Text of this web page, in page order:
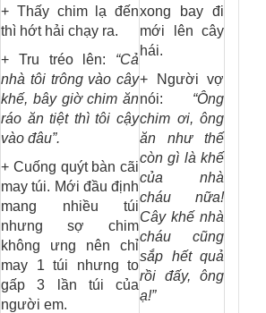
+ Thấy chim lạ đến
thì hớt hải chạy ra.
+ Tru tréo lên: “Cả
nhà tôi trông vào cây
khế, bây giờ chim ăn
ráo ăn tiệt thì tôi cậy
vào đâu”.
+ Cuống quýt bàn cãi
may túi. Mới đầu định
mang nhiều túi
nhưng sợ chim
không ưng nên chỉ
may 1 túi nhưng to
gấp 3 lần túi của
người em.
xong bay đi
mới lên cây
hái.
+ Người vợ
nói: “Ông
chim ơi, ông
ăn như thế
còn gì là khế
của nhà
cháu nữa!
Cây khế nhà
cháu cũng
sắp hết quả
rồi đấy, ông
ạ!”